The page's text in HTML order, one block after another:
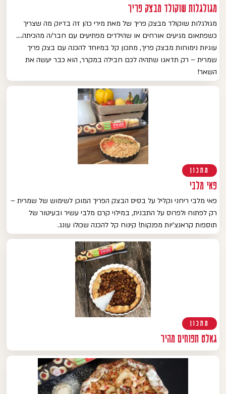
מגולגלות שוקולד מבצק פריך
מגולגלות שוקולד מבצק פריך של מאת מירי כהן זה בדיוק מה שצריך
כשפתאום מגיעים אורחים או שהילדים מפתיעים עם חבר/ה מהכיתה….
עוגיות נימוחות מבצק פריך, מתכון קל במיוחד להכנה עם בצק פריך
שמרית – רק תדאגו שתהיה לכם חבילה במקרר, הוא כבר יעשה את
השאר!
מתכון
פאי מלבי
פאי מלבי ריחני וקליל על בסיס הבצק הפריך המוכן לשימוש של שמרית –
רק לפתוח ולפרוס על התבנית, במילוי קרם מלבי עשיר ובעיטור של
תוספות קראנצ'יות מפנקות! קינוח קל להכנה שכולו עונג.
מתכון
גאלט תפוחים מהיר